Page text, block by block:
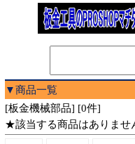
▼商品一覧
[板金機械部品] [0件]
★該当する商品はありま